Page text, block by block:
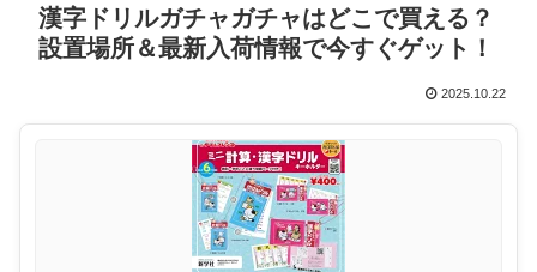
漢字ドリルガチャガチャはどこで買える？
設置場所＆最新入荷情報で今すぐゲット！
2025.10.22